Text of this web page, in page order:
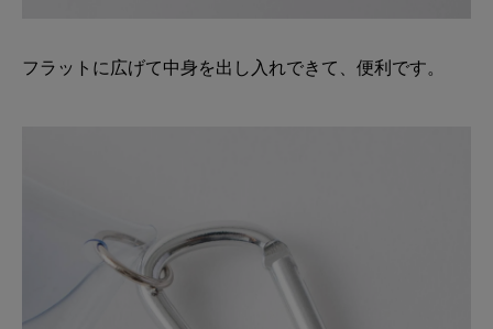
フラットに広げて中身を出し入れできて、便利です。